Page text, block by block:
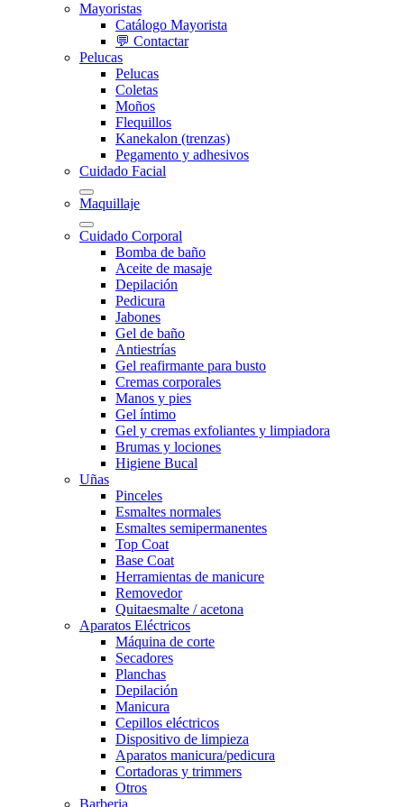
Mayoristas
Catálogo Mayorista
💬 Contactar
Pelucas
Pelucas
Coletas
Moños
Flequillos
Kanekalon (trenzas)
Pegamento y adhesivos
Cuidado Facial
Maquillaje
Cuidado Corporal
Bomba de baño
Aceite de masaje
Depilación
Pedicura
Jabones
Gel de baño
Antiestrías
Gel reafirmante para busto
Cremas corporales
Manos y pies
Gel íntimo
Gel y cremas exfoliantes y limpiadora
Brumas y lociones
Higiene Bucal
Uñas
Pinceles
Esmaltes normales
Esmaltes semipermanentes
Top Coat
Base Coat
Herramientas de manicure
Removedor
Quitaesmalte / acetona
Aparatos Eléctricos
Máquina de corte
Secadores
Planchas
Depilación
Manicura
Cepillos eléctricos
Dispositivo de limpieza
Aparatos manicura/pedicura
Cortadoras y trimmers
Otros